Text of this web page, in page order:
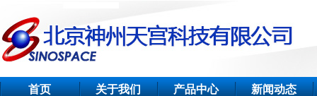
首页 关于我们 产品中心 新闻动态